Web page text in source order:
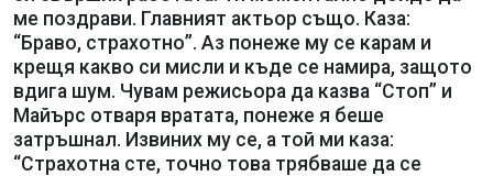
ме поздрави. Главният актьор също. Каза:
“Браво, страхотно”. Аз понеже му се карам и
крещя какво си мисли и къде се намира, защото
вдига шум. Чувам режисьора да казва “Стоп” и
Майърс отваря вратата, понеже я беше
затръшнал. Извиних му се, а той ми каза:
“Страхотна сте, точно това трябваше да се